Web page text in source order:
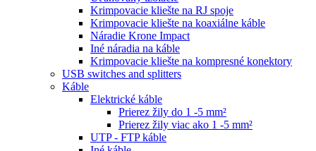
Krimpovacie kliešte na RJ spoje
Krimpovacie kliešte na koaxiálne káble
Náradie Krone Impact
Iné náradia na káble
Krimpovacie kliešte na kompresné konektory
USB switches and splitters
Káble
Elektrické káble
Prierez žily do 1 -5 mm²
Prierez žily viac ako 1 -5 mm²
UTP - FTP káble